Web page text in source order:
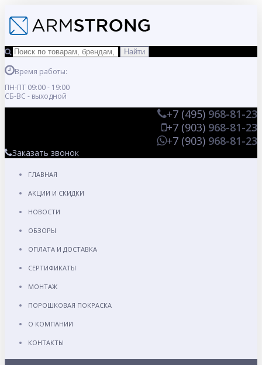
Время работы:
ПН-ПТ 09:00 - 19:00
СБ-ВС - выходной
+7 (495) 968-81-23
+7 (903) 968-81-23
+7 (903) 968-81-23
Заказать звонок
ГЛАВНАЯ
АКЦИИ И СКИДКИ
НОВОСТИ
ОБЗОРЫ
ОПЛАТА И ДОСТАВКА
СЕРТИФИКАТЫ
МОНТАЖ
ПОРОШКОВАЯ ПОКРАСКА
О КОМПАНИИ
КОНТАКТЫ